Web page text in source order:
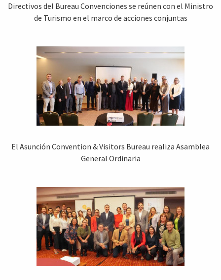
Directivos del Bureau Convenciones se reúnen con el Ministro
de Turismo en el marco de acciones conjuntas
El Asunción Convention & Visitors Bureau realiza Asamblea
General Ordinaria